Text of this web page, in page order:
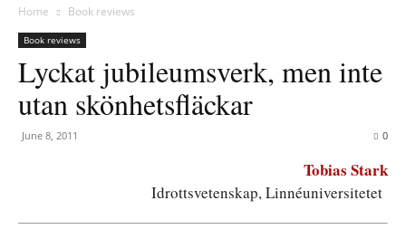
Home Book reviews
Book reviews
Lyckat jubileumsverk, men inte
utan skönhetsfläckar
June 8, 2011 0
Tobias Stark
Idrottsvetenskap, Linnéuniversitetet